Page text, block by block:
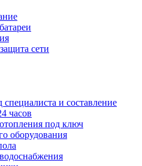
сети
и составление
часов
под ключ
оборудования